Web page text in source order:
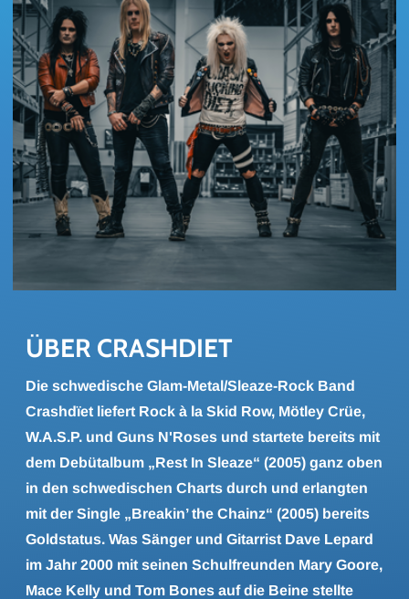
ÜBER CRASH­DIET
Die schwedische Glam-Metal/Sleaze-Rock Band
Crashdïet liefert Rock à la Skid Row, Mötley Crüe,
W.A.S.P. und Guns N'Roses und startete bereits mit
dem Debütalbum „Rest In Sleaze“ (2005) ganz oben
in den schwedischen Charts durch und erlangten
mit der Single „Breakin’ the Chainz“ (2005) bereits
Goldstatus. Was Sänger und Gitarrist Dave Lepard
im Jahr 2000 mit seinen Schulfreunden Mary Goore,
Mace Kelly und Tom Bones auf die Beine stellte